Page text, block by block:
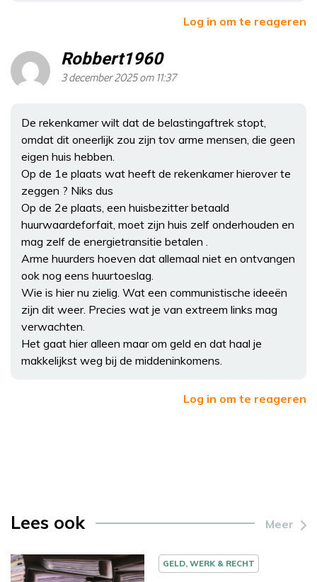
Log in om te reageren
Robbert1960
3 december 2025 om 11:37
De rekenkamer wilt dat de belastingaftrek stopt,
omdat dit oneerlijk zou zijn tov arme mensen, die geen
eigen huis hebben.
Op de 1e plaats wat heeft de rekenkamer hierover te
zeggen ? Niks dus
Op de 2e plaats, een huisbezitter betaald
huurwaardeforfait, moet zijn huis zelf onderhouden en
mag zelf de energietransitie betalen .
Arme huurders hoeven dat allemaal niet en ontvangen
ook nog eens huurtoeslag.
Wie is hier nu zielig. Wat een communistische ideeën
zijn dit weer. Precies wat je van extreem links mag
verwachten.
Het gaat hier alleen maar om geld en dat haal je
makkelijkst weg bij de middeninkomens.
Log in om te reageren
Lees ook Meer
GELD, WERK & RECHT